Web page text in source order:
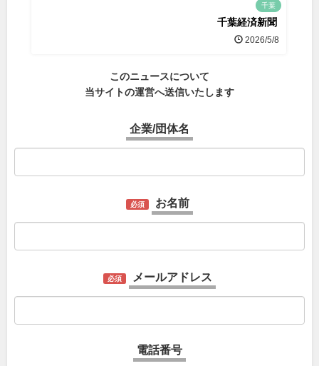
千葉
千葉経済新聞
2026/5/8
このニュースについて
当サイトの運営へ送信いたします
企業/団体名
必須 お名前
必須 メールアドレス
電話番号